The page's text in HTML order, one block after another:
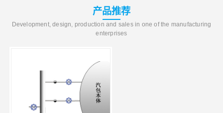
产品推荐
Development, design, production and sales in one of the manufacturing
enterprises